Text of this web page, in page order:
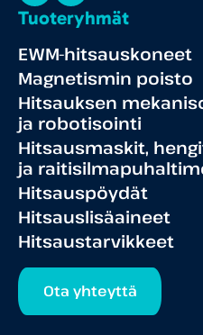
Tuoteryhmät
EWM-hitsauskoneet
Magnetismin poisto
Hitsauksen
ja robotisointi
Hitsausmaskit,
ja
Hitsauspöydät
Hitsauslisäaineet
Hitsaustarvikkeet
Ota yhteyttä